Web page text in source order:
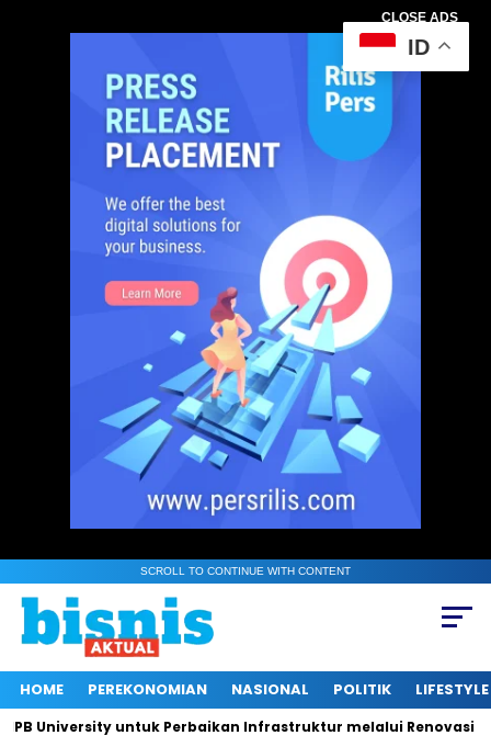
CLOSE ADS
SCROLL TO CONTINUE WITH CONTENT
HOME PEREKONOMIAN NASIONAL POLITIK LIFESTYLE
University untuk Perbaikan Infrastruktur melalui Renovasi
ID